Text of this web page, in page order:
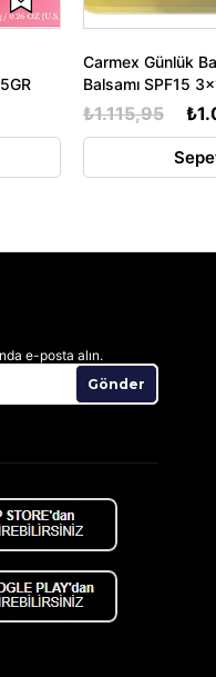
Carmex Günlük
Balsamı SPF15
₺1.115,95
e-posta alın.
Gönder